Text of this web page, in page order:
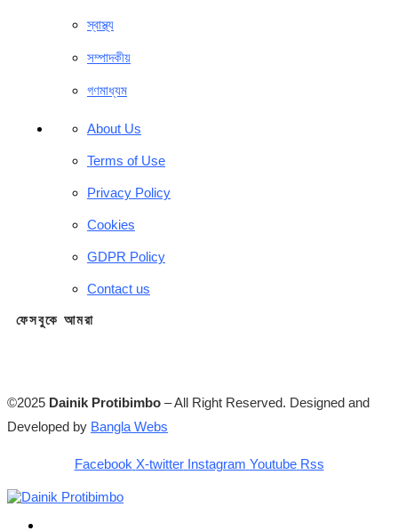
স্বাস্থ্য
সম্পাদকীয়
গণমাধ্যম
About Us
Terms of Use
Privacy Policy
Cookies
GDPR Policy
Contact us
ফেসবুকে আমরা
©2025 Dainik Protibimbo – All Right Reserved. Designed and
Developed by Bangla Webs
Facebook X-twitter Instagram Youtube Rss